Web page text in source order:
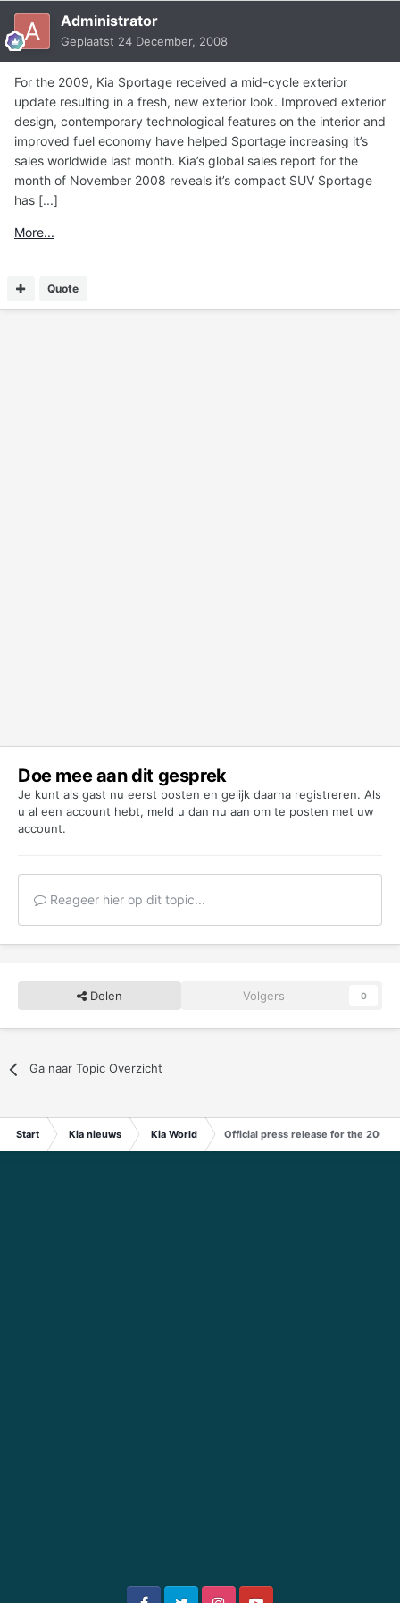
Administrator
Geplaatst 24 December, 2008
For the 2009, Kia Sportage received a mid-cycle exterior
update resulting in a fresh, new exterior look. Improved exterior
design, contemporary technological features on the interior and
improved fuel economy have helped Sportage increasing it’s
sales worldwide last month. Kia’s global sales report for the
month of November 2008 reveals it’s compact SUV Sportage
has [...]
More...
Quote
Doe mee aan dit gesprek
Je kunt als gast nu eerst posten en gelijk daarna registreren. Als
u al een account hebt, meld u dan nu aan om te posten met uw
account.
Reageer hier op dit topic...
Delen Volgers 0
Ga naar Topic Overzicht
Start Kia nieuws Kia World Official press release for the 2009